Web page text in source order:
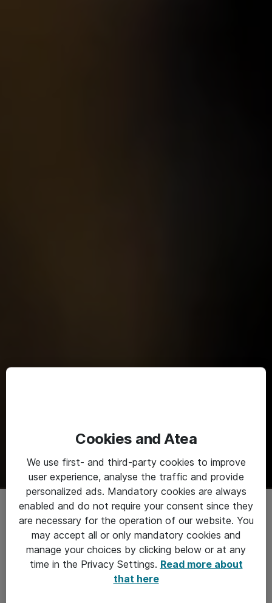
ASF-rapporten for 2026 er her!
Tilbagemeldingen fra de Nordiske it-indkøbere er klar:
Cookies and Atea
We use first- and third-party cookies to improve
user experience, analyse the traffic and provide
personalized ads. Mandatory cookies are always
enabled and do not require your consent since they
are necessary for the operation of our website. You
may accept all or only mandatory cookies and
manage your choices by clicking below or at any
time in the Privacy Settings. Read more about
that here